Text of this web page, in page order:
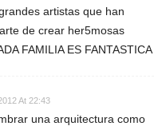
artistas que han
de crear her5mosas
FAMILIA ES FANTASTICA
At 22:43
una arquitectura como